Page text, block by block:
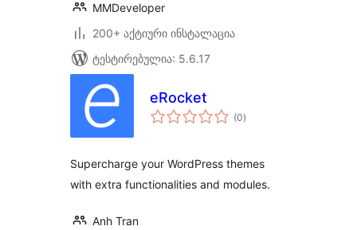
MMDeveloper
200+ აქტიური ინსტალაცია
ტესტირებულია: 5.6.17
eRocket
(0საერთო
რეიტინგი
)
Supercharge your WordPress themes
with extra functionalities and modules.
Anh Tran